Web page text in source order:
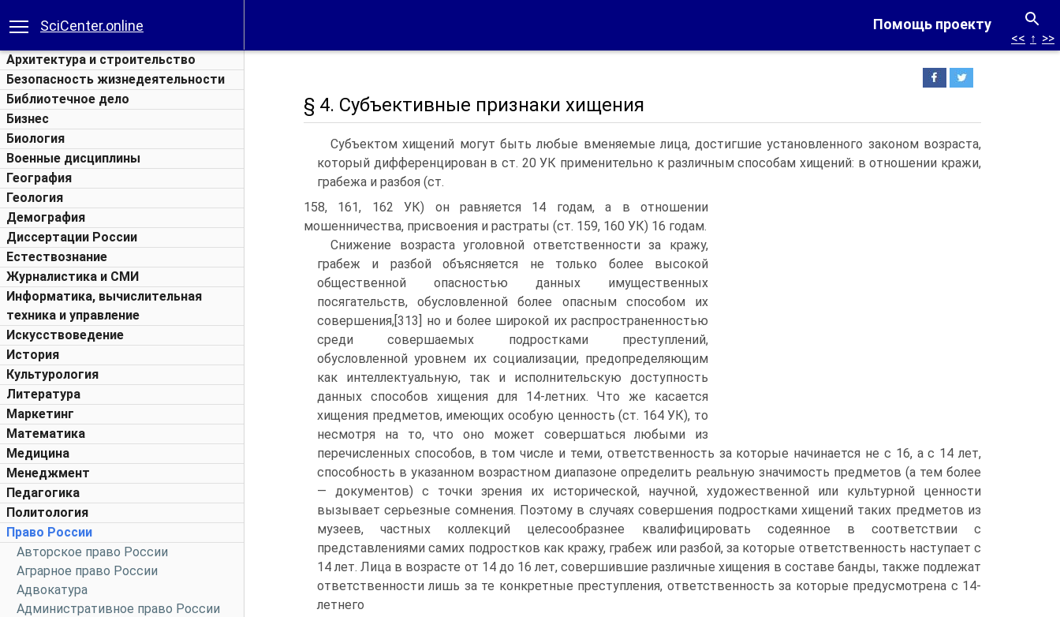
Помощь проекту
SciCenter.online
Архитектура и строительство
Безопасность жизнедеятельности
Библиотечное дело
Бизнес
Биология
Военные дисциплины
География
Геология
Демография
Диссертации России
Естествознание
Журналистика и СМИ
Информатика, вычислительная
техника и управление
Искусствоведение
История
Культурология
Литература
Маркетинг
Математика
Медицина
Менеджмент
Педагогика
Политология
Право России
Авторское право России
Аграрное право России
Адвокатура
Административное право России
<< ↑ >>
§ 4. Субъективные признаки хищения
Субъектом хищений могут быть любые вменяемые лица, достигшие установленного законом возраста,
который дифференцирован в ст. 20 УК применительно к различным способам хищений: в отношении кражи,
грабежа и разбоя (ст.
158, 161, 162 УК) он равняется 14 годам, а в отношении
мошенничества, присвоения и растраты (ст. 159, 160 УК) 16 годам.
Снижение возраста уголовной ответственности за кражу,
грабеж и разбой объясняется не только более высокой
общественной опасностью данных имущественных
посягательств, обусловленной более опасным способом их
совершения,[313] но и более широкой их распространенностью
среди совершаемых подростками преступлений,
обусловленной уровнем их социализации, предопределяющим
как интеллектуальную, так и исполнительскую доступность
данных способов хищения для 14-летних. Что же касается
хищения предметов, имеющих особую ценность (ст. 164 УК), то
несмотря на то, что оно может совершаться любыми из
перечисленных способов, в том числе и теми, ответственность за которые начинается не с 16, а с 14 лет,
способность в указанном возрастном диапазоне определить реальную значимость предметов (а тем более
— документов) с точки зрения их исторической, научной, художественной или культурной ценности
вызывает серьезные сомнения. Поэтому в случаях совершения подростками хищений таких предметов из
музеев, частных коллекций целесообразнее квалифицировать содеянное в соответствии с
представлениями самих подростков как кражу, грабеж или разбой, за которые ответственность наступает с
14 лет. Лица в возрасте от 14 до 16 лет, совершившие различные хищения в составе банды, также подлежат
ответственности лишь за те конкретные преступления, ответственность за которые предусмотрена с 14-
летнего